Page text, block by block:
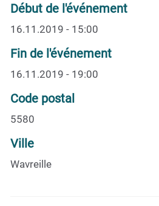
Début de l'événement
16.11.2019 - 15:00
Fin de l'événement
16.11.2019 - 19:00
Code postal
5580
Ville
Wavreille